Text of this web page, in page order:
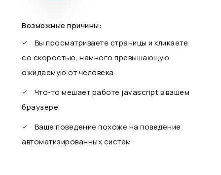
Возможные причины:
Вы просматриваете страницы и кликаете
со скоростью, намного превышающую
ожидаемую от человека
Что-то мешает работе javascript в вашем
браузере
Ваше поведение похоже на поведение
автоматизированных систем